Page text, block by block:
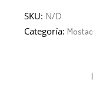
SKU: N/D
Categoría: